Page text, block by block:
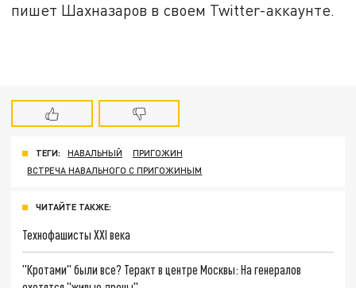
пишет Шахназаров‏ в своем Twitter-аккаунте.
ТЕГИ: НАВАЛЬНЫЙ
ПРИГОЖИН
ВСТРЕЧА НАВАЛЬНОГО С ПРИГОЖИНЫМ
ЧИТАЙТЕ ТАКЖЕ:
Технофашисты XXI века
"Кротами" были все? Теракт в центре Москвы: На генералов